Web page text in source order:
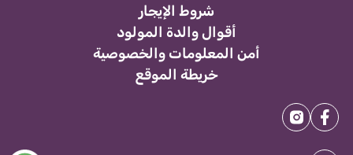
شروط الإيجار
أقوال والدة المولود
أمن المعلومات والخصوصية
خريطة الموقع